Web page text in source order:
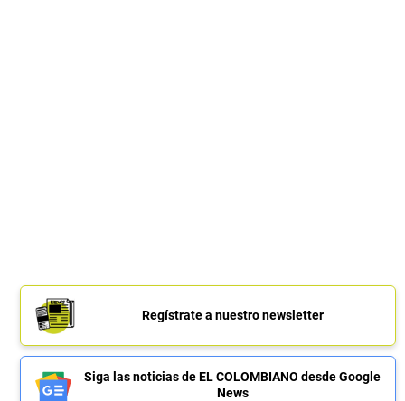
Regístrate a nuestro newsletter
Siga las noticias de EL COLOMBIANO desde Google
News